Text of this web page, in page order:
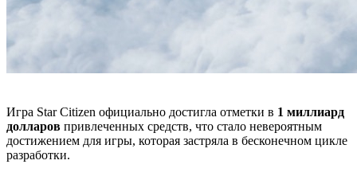
Игра Star Citizen официально достигла отметки в 1 миллиард
долларов привлеченных средств, что стало невероятным
достижением для игры, которая застряла в бесконечном цикле
разработки.